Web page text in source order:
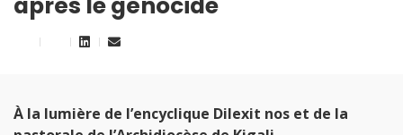
À la lumière de l’encyclique Dilexit nos et de la